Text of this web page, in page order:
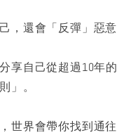
，還會「反彈」惡意
享自己從超過10年的
」。
世界會帶你找到通往